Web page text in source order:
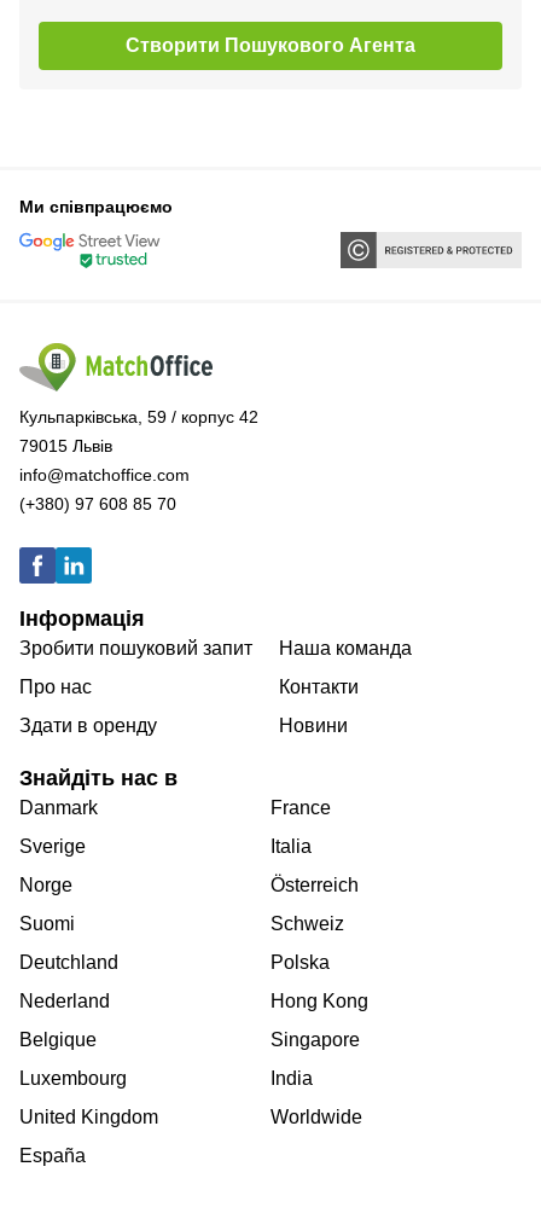
Створити Пошукового Агента
Ми співпрацюємо
Кульпарківська, 59 / корпус 42
79015 Львів
info@matchoffice.com
(+380) 97 608 85 70
Інформація
Зробити пошуковий запит
Про нас
Здати в оренду
Наша команда
Контакти
Новини
Знайдіть нас в
Danmark
Sverige
Norge
Suomi
Deutchland
Nederland
Belgique
Luxembourg
United Kingdom
España
France
Italia
Österreich
Schweiz
Polska
Hong Kong
Singapore
India
Worldwide